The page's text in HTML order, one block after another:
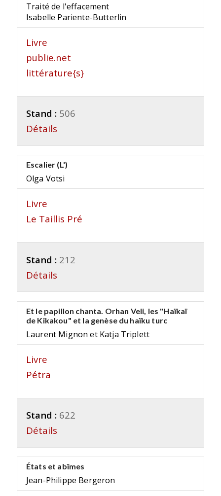
Traité de l'effacement
Isabelle Pariente-Butterlin
Livre
publie.net
littérature{s}
Stand : 506
Détails
Escalier (L')
Olga Votsi
Livre
Le Taillis Pré
Stand : 212
Détails
Et le papillon chanta. Orhan Veli, les "Haïkaï
de Kikakou" et la genèse du haïku turc
Laurent Mignon et Katja Triplett
Livre
Pétra
Stand : 622
Détails
États et abîmes
Jean-Philippe Bergeron